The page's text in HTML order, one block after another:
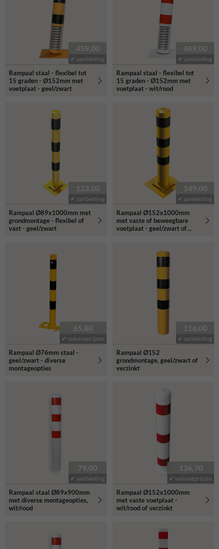
459,00
✔ aanbieding
Rampaal staal - flexibel tot
15 graden - Ø152mm met
voetplaat - geel/zwart
489,00
✔ aanbieding
Rampaal staal - flexibel tot
15 graden - Ø152mm met
voetplaat - wit/rood
123,00
✔ aanbieding
Rampaal Ø89x1000mm met
grondmontage - flexibel of
vast - geel/zwart
149,00
✔ aanbieding
Rampaal Ø152x1000mm
met vaste of beweegbare
voetplaat - geel/zwart of
65,80
✔ volumeprijzen
Rampaal Ø76mm staal -
geel/zwart - diverse
montageopties
116,00
✔ aanbieding
Rampaal Ø152
grondmontage, geel/zwart of
verzinkt
79,00
✔ aanbieding
Rampaal staal Ø89x900mm
met diverse montageopties,
wit/rood
136,70
✔ volumeprijzen
Rampaal Ø152x1000mm
met vaste voetplaat -
wit/rood of verzinkt